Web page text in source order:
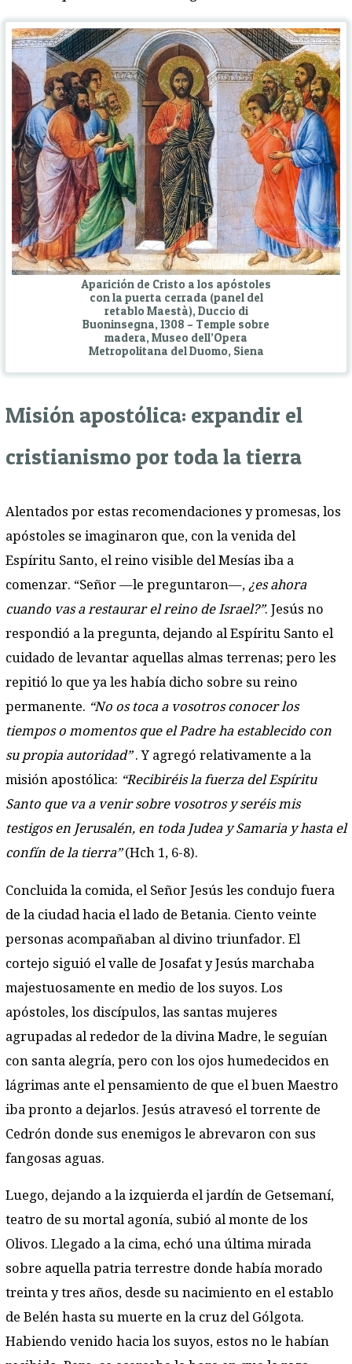
Aparición de Cristo a los apóstoles
con la puerta cerrada (panel del
retablo Maestà), Duccio di
Buoninsegna, 1308 – Temple sobre
madera, Museo dell’Opera
Metropolitana del Duomo, Siena
Misión apostólica: expandir el
cristianismo por toda la tierra
Alentados por estas recomendaciones y promesas, los
apóstoles se imaginaron que, con la venida del
Espíritu Santo, el reino visible del Mesías iba a
comenzar. “Señor —le preguntaron—, ¿es ahora
cuando vas a restaurar el reino de Israel?”. Jesús no
respondió a la pregunta, dejando al Espíritu Santo el
cuidado de levantar aquellas almas terrenas; pero les
repitió lo que ya les había dicho sobre su reino
permanente. “No os toca a vosotros conocer los
tiempos o momentos que el Padre ha establecido con
su propia autoridad” . Y agregó relativamente a la
misión apostólica: “Recibiréis la fuerza del Espíritu
Santo que va a venir sobre vosotros y seréis mis
testigos en Jerusalén, en toda Judea y Samaria y hasta el
confín de la tierra”(Hch 1, 6-8).
Concluida la comida, el Señor Jesús les condujo fuera
de la ciudad hacia el lado de Betania. Ciento veinte
personas acompañaban al divino triunfador. El
cortejo siguió el valle de Josafat y Jesús marchaba
majestuosamente en medio de los suyos. Los
apóstoles, los discípulos, las santas mujeres
agrupadas al rededor de la divina Madre, le seguían
con santa alegría, pero con los ojos humedecidos en
lágrimas ante el pensamiento de que el buen Maestro
iba pronto a dejarlos. Jesús atravesó el torrente de
Cedrón donde sus enemigos le abrevaron con sus
fangosas aguas.
Luego, dejando a la izquierda el jardín de Getsemaní,
teatro de su mortal agonía, subió al monte de los
Olivos. Llegado a la cima, echó una última mirada
sobre aquella patria terrestre donde había morado
treinta y tres años, desde su nacimiento en el establo
de Belén hasta su muerte en la cruz del Gólgota.
Habiendo venido hacia los suyos, estos no le habían